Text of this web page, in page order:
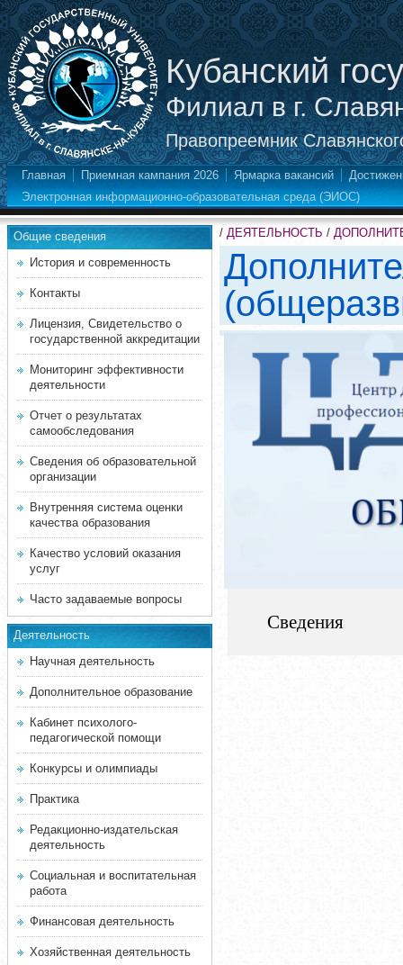
Кубанский
Филиал в г.
Правопреемник
Главная Приемная кампания 2026 Ярмарка вакансий
Электронная информационно-образовательная среда (ЭИОС)
Общие сведения
История и современность
Контакты
Лицензия, Свидетельство о
государственной аккредитации
Мониторинг эффективности
деятельности
Отчет о результатах
самообследования
Сведения об образовательной
организации
Внутренняя система оценки
качества образования
Качество условий оказания
услуг
Часто задаваемые вопросы
Деятельность
Научная деятельность
Дополнительное образование
Кабинет психолого-
педагогической помощи
Конкурсы и олимпиады
Практика
Редакционно-издательская
деятельность
Социальная и воспитательная
работа
Финансовая деятельность
Хозяйственная деятельность
/ ДЕЯТЕЛЬНОСТЬ /
Сведения